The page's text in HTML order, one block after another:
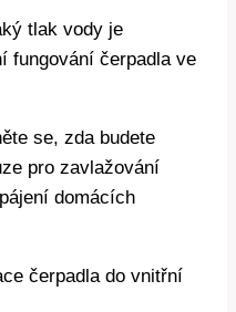
tlak vody je
fungování čerpadla ve
se, zda budete
pro zavlažování
domácích